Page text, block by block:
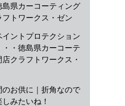
島県カーコーティング
フトワークス・ゼン
イントプロテクション
・・徳島県カーコーテ
店クラフトワークス・
のお供に｜折角なので
みたいね！